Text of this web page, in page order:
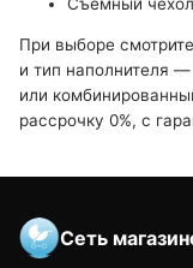
При выборе
и тип наполнителя
или
рассрочку 0%, с
Сеть